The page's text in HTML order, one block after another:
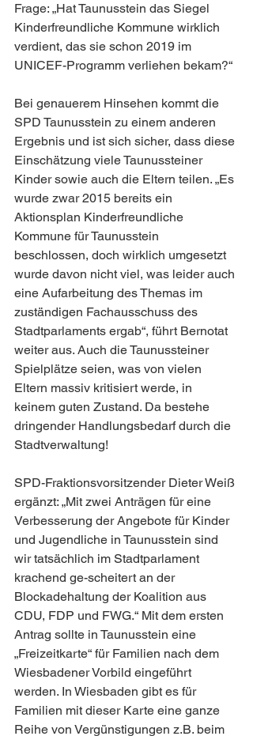
Frage: „Hat Taunusstein das Siegel
Kinderfreundliche Kommune wirklich
verdient, das sie schon 2019 im
UNICEF-Programm verliehen bekam?“
Bei genauerem Hinsehen kommt die
SPD Taunusstein zu einem anderen
Ergebnis und ist sich sicher, dass diese
Einschätzung viele Taunussteiner
Kinder sowie auch die Eltern teilen. „Es
wurde zwar 2015 bereits ein
Aktionsplan Kinderfreundliche
Kommune für Taunusstein
beschlossen, doch wirklich umgesetzt
wurde davon nicht viel, was leider auch
eine Aufarbeitung des Themas im
zuständigen Fachausschuss des
Stadtparlaments ergab“, führt Bernotat
weiter aus. Auch die Taunussteiner
Spielplätze seien, was von vielen
Eltern massiv kritisiert werde, in
keinem guten Zustand. Da bestehe
dringender Handlungsbedarf durch die
Stadtverwaltung!
SPD-Fraktionsvorsitzender Dieter Weiß
ergänzt: „Mit zwei Anträgen für eine
Verbesserung der Angebote für Kinder
und Jugendliche in Taunusstein sind
wir tatsächlich im Stadtparlament
krachend ge-scheitert an der
Blockadehaltung der Koalition aus
CDU, FDP und FWG.“ Mit dem ersten
Antrag sollte in Taunusstein eine
„Freizeitkarte“ für Familien nach dem
Wiesbadener Vorbild eingeführt
werden. In Wiesbaden gibt es für
Familien mit dieser Karte eine ganze
Reihe von Vergünstigungen z.B. beim